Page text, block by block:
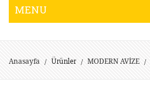
Anasayfa / Ürünler / MODERN AVİZE /